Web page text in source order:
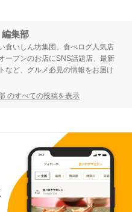
編集部
食いしん坊集団。食べログ人気店
ープンのお店にSNS話題店、最新
など、グルメ必見の情報をお届け
のすべての投稿を表示